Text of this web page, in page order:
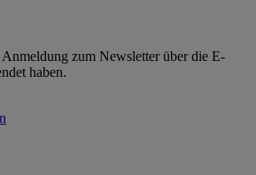
zum Newsletter über die E-
haben.